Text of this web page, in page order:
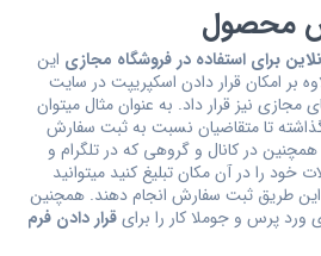
محصول
برای استفاده در فروشگاه مجازی این
بر امکان قرار دادن اسکپریپت در سایت
مجازی نیز قرار داد. به عنوان مثال میتوان
گذاشته تا متقاضیان نسبت به ثبت سفارش
در کانال و گروهی که در تلگرام و
را در آن مکان تبلیغ کنید میتوانید
این طریق ثبت سفارش انجام دهند. همچنین
ورد پرس و جوملا کار را برایقرار دادن فرم